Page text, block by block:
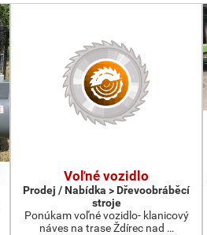
Voľné vozidlo
Prodej / Nabídka > Dřevoobráběcí
stroje
Ponúkam voľné vozidlo- klanicový
náves na trase Ždírec nad …